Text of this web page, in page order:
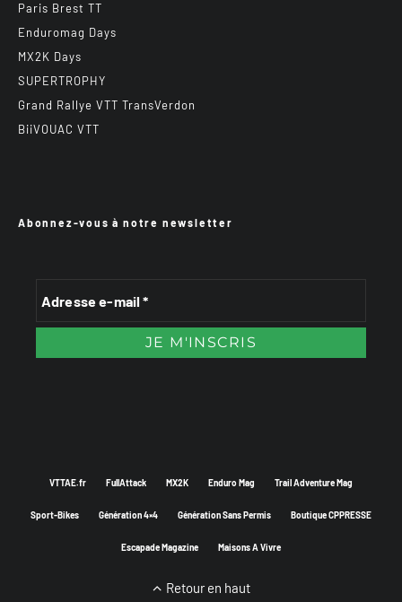
Paris Brest TT
Enduromag Days
MX2K Days
SUPERTROPHY
Grand Rallye VTT TransVerdon
BiiVOUAC VTT
Abonnez-vous à notre newsletter
VTTAE.fr FullAttack MX2K Enduro Mag Trail Adventure Mag
Sport-Bikes Génération 4×4 Génération Sans Permis Boutique CPPRESSE
Escapade Magazine Maisons A Vivre
Retour en haut